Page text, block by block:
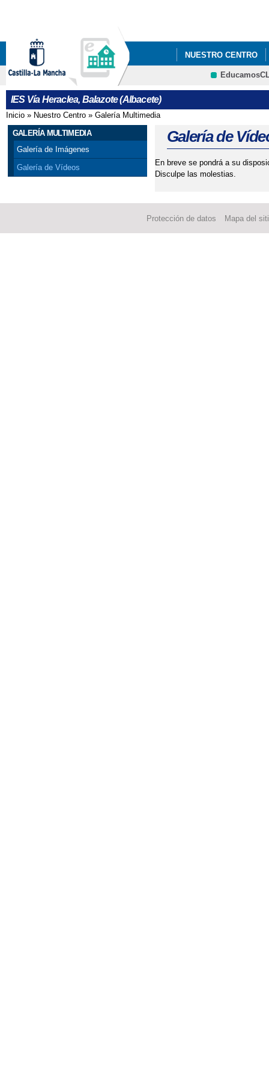
NUESTRO CENTRO
BLOG DE IGUALDAD
INFORMACIÓN A
IES Vía Heraclea, Balazote (Albacete)
Se encuentra usted aquí
Inicio » Nuestro Centro » Galería Multimedia
GALERÍA MULTIMEDIA
Galería de Imágenes
Galería de Vídeos
Galería de
En breve se pondrá a su
Disculpe las molestias.
Protección de datos Mapa del